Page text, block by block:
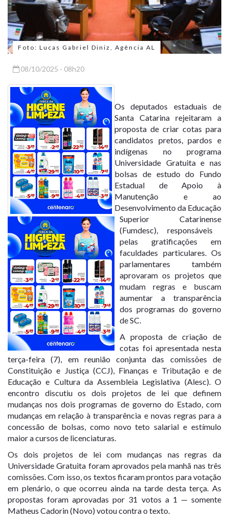
Foto: Lucas Gabriel Diniz, Agência AL
08/10/2025 - 08h20
Os deputados estaduais de
Santa Catarina rejeitaram a
proposta de criar cotas para
candidatos pretos, pardos e
indígenas no programa
Universidade Gratuita e nas
bolsas de estudo do Fundo
Estadual de Apoio à
Manutenção e ao
Desenvolvimento da Educação
Superior Catarinense
(Fumdesc), responsáveis ​​
pelas gratificações em
faculdades particulares. Os
parlamentares também
aprovaram os projetos que
mudam regras e buscam
aumentar a transparência
dos programas do governo
de SC.
A proposta de criação de
cotas foi apresentada nesta
terça-feira (7), em reunião conjunta das comissões de
Constituição e Justiça (CCJ), Finanças e Tributação e de
Educação e Cultura da Assembleia Legislativa (Alesc). O
encontro discutiu os dois projetos de lei que definem
mudanças nos dois programas de governo do Estado, com
mudanças em relação à transparência e novas regras para a
concessão de bolsas, como novo teto salarial e estímulo
maior a cursos de licenciaturas.
Os dois projetos de lei com mudanças nas regras da
Universidade Gratuita foram aprovados pela manhã nas três
comissões. Com isso, os textos ficaram prontos para votação
em plenário, o que ocorreu ainda na tarde desta terça. As
propostas foram aprovadas por 31 votos a 1 — somente
Matheus Cadorin (Novo) votou contra o texto.